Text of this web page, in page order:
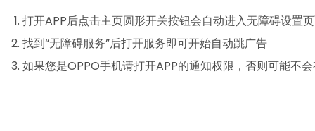
打开APP后点击主页圆形开关按钮会自动进入无障碍设置
找到“无障碍服务”后打开服务即可开始自动跳广告
如果您是OPPO手机请打开APP的通知权限，否则可能不